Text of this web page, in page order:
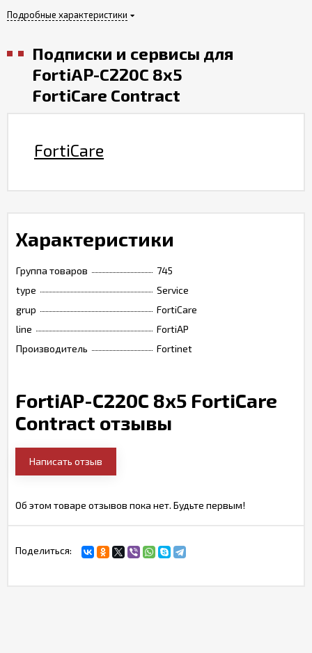
Подробные характеристики
Подписки и сервисы для
FortiAP-C220C 8x5
FortiCare Contract
FortiCare
Характеристики
Группа товаров
745
type
Service
grup
FortiCare
line
FortiAP
Производитель
Fortinet
FortiAP-C220C 8x5 FortiCare
Contract отзывы
Написать отзыв
Об этом товаре отзывов пока нет. Будьте первым!
Поделиться: